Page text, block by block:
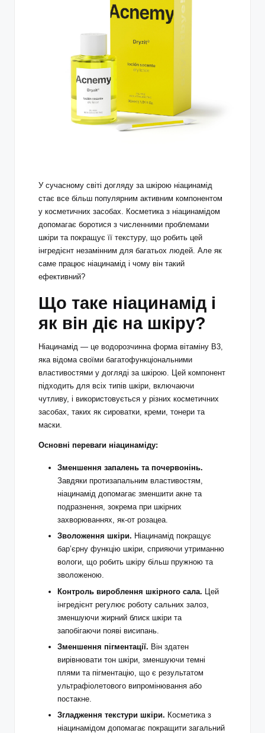
У сучасному світі догляду за шкірою ніацинамід
стає все більш популярним активним компонентом
у косметичних засобах. Косметика з ніацинамідом
допомагає боротися з численними проблемами
шкіри та покращує її текстуру, що робить цей
інгредієнт незамінним для багатьох людей. Але як
саме працює ніацинамід і чому він такий
ефективний?
Що таке ніацинамід і
як він діє на шкіру?
Ніацинамід — це водорозчинна форма вітаміну B3,
яка відома своїми багатофункціональними
властивостями у догляді за шкірою. Цей компонент
підходить для всіх типів шкіри, включаючи
чутливу, і використовується у різних косметичних
засобах, таких як сироватки, креми, тонери та
маски.
Основні переваги ніацинаміду:
Зменшення запалень та почервонінь.
Завдяки протизапальним властивостям,
ніацинамід допомагає зменшити акне та
подразнення, зокрема при шкірних
захворюваннях, як-от розацеа.
Зволоження шкіри. Ніацинамід покращує
бар’єрну функцію шкіри, сприяючи утриманню
вологи, що робить шкіру більш пружною та
зволоженою.
Контроль вироблення шкірного сала. Цей
інгредієнт регулює роботу сальних залоз,
зменшуючи жирний блиск шкіри та
запобігаючи появі висипань.
Зменшення пігментації. Він здатен
вирівнювати тон шкіри, зменшуючи темні
плями та пігментацію, що є результатом
ультрафіолетового випромінювання або
постакне.
Згладження текстури шкіри. Косметика з
ніацинамідом допомагає покращити загальний